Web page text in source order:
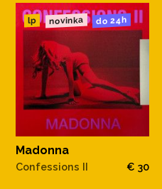
lp novinka do 24h
Madonna
Confessions II € 30